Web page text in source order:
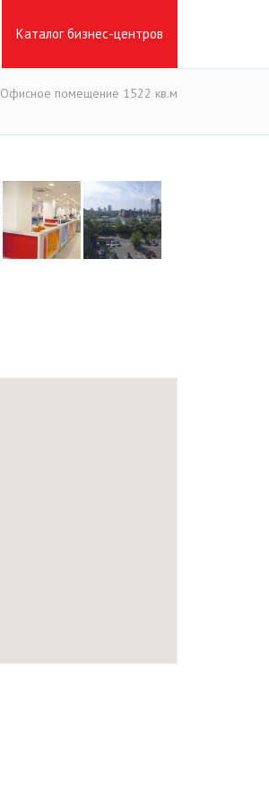
Каталог бизнес-центров
Офисное помещение 1522 кв.м